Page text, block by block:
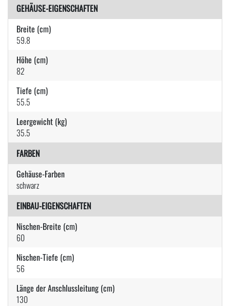
GEHÄUSE-EIGENSCHAFTEN
Breite (cm)
59.8
Höhe (cm)
82
Tiefe (cm)
55.5
Leergewicht (kg)
35.5
FARBEN
Gehäuse-Farben
schwarz
EINBAU-EIGENSCHAFTEN
Nischen-Breite (cm)
60
Nischen-Tiefe (cm)
56
Länge der Anschlussleitung (cm)
130